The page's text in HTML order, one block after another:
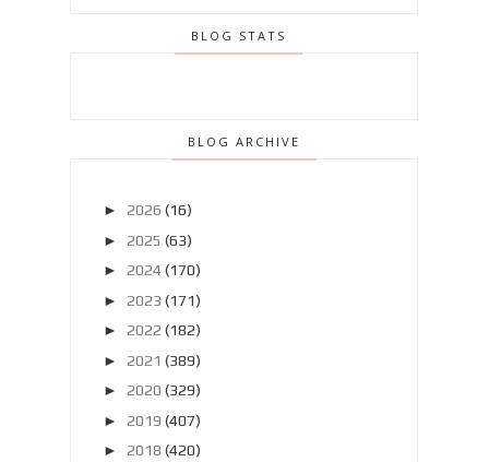
BLOG STATS
BLOG ARCHIVE
► 2026 (16)
► 2025 (63)
► 2024 (170)
► 2023 (171)
► 2022 (182)
► 2021 (389)
► 2020 (329)
► 2019 (407)
► 2018 (420)